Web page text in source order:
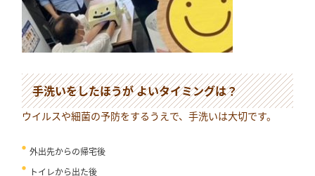
手洗いをしたほうが よいタイミングは？
ウイルスや細菌の予防をするうえで、手洗いは大切です。
外出先からの帰宅後
トイレから出た後